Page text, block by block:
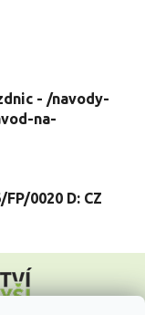
- /navody-
na-
0020 D: CZ